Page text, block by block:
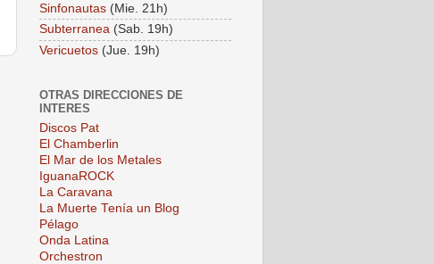
Sinfonautas (Mie. 21h)
Subterranea (Sab. 19h)
Vericuetos (Jue. 19h)
OTRAS DIRECCIONES DE
INTERES
Discos Pat
El Chamberlin
El Mar de los Metales
IguanaROCK
La Caravana
La Muerte Tenía un Blog
Pélago
Onda Latina
Orchestron